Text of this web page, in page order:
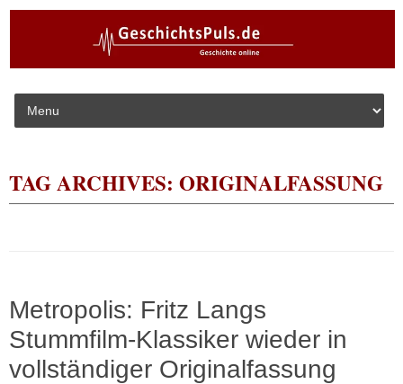
Skip to content
TAG ARCHIVES: ORIGINALFASSUNG
Metropolis: Fritz Langs
Stummfilm-Klassiker wieder in
vollständiger Originalfassung